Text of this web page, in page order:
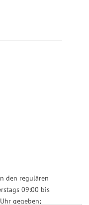
den regulären
09:00 bis
gegeben;